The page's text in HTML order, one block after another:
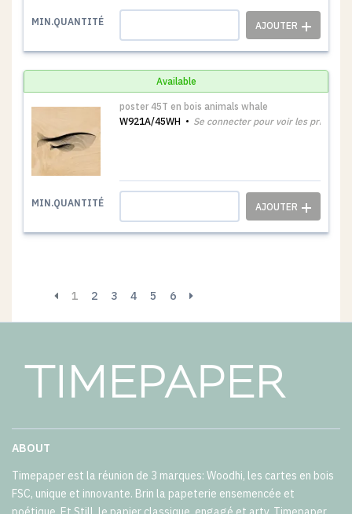
MIN.QUANTITÉ
Available
poster 45T en bois animals whale
W921A/45WH
Se connecter pour voir les prix
MIN.QUANTITÉ
1 2 3 4 5 6
ABOUT
Timepaper est la réunion de 3 marques: Woodhi, les cartes en bois
FSC, unique et innovante. Brin la papeterie ensemencée et